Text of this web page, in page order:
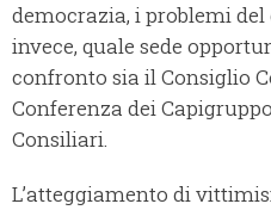
democrazia, i problemi del
invece, quale sede
confronto sia il Consiglio
Conferenza dei
Consiliari.
L’atteggiamento di